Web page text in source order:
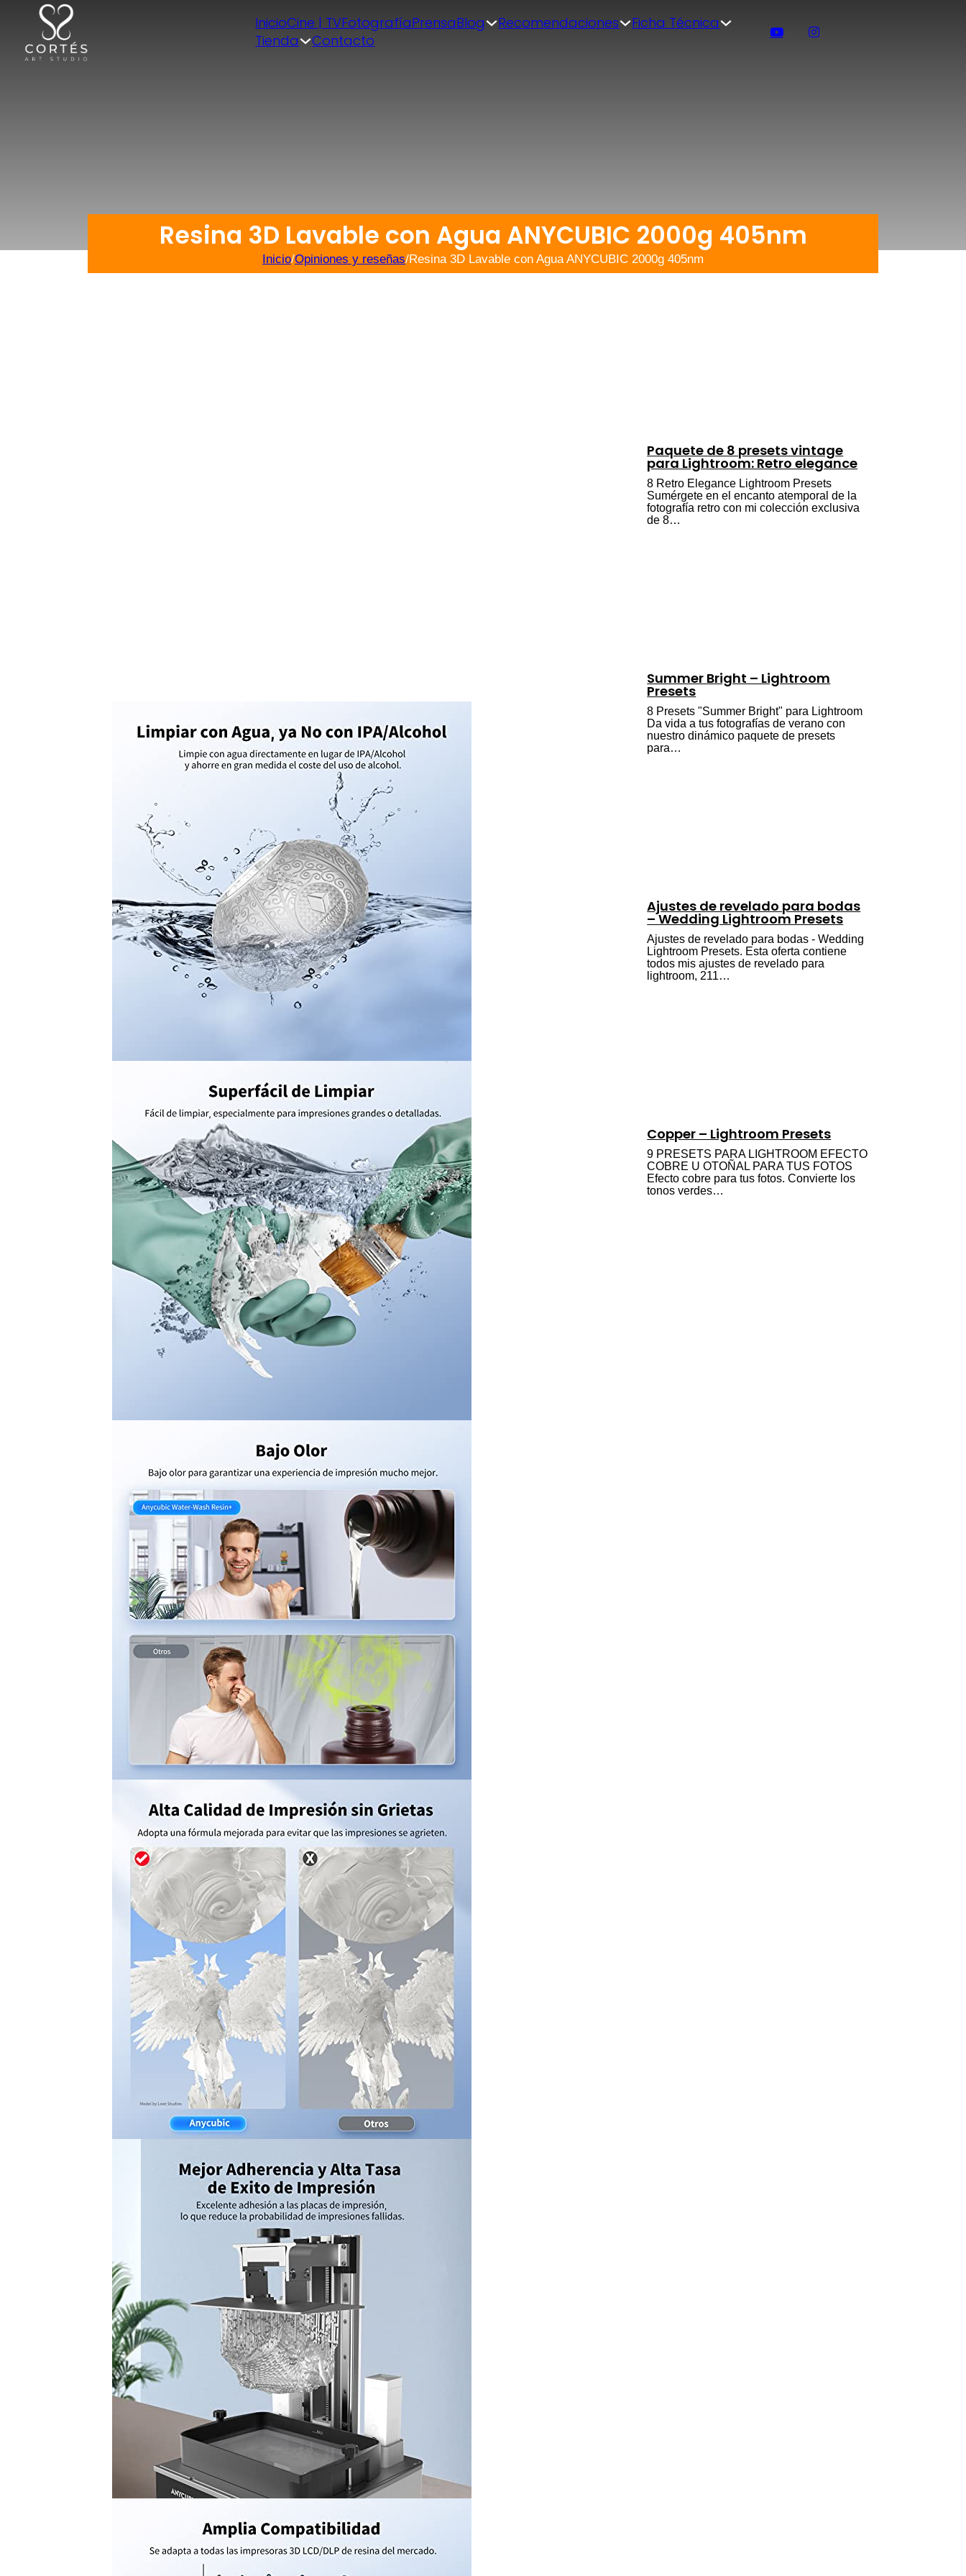
InicioCine | TVFotografíaPrensaBlog Recomendaciones
Ficha Técnica
Tienda
Contacto
Resina 3D Lavable con Agua ANYCUBIC 2000g 405nm
Inicio/Opiniones y reseñas/Resina 3D Lavable con Agua ANYCUBIC 2000g 405nm
Paquete de 8 presets vintage
para Lightroom: Retro elegance
8 Retro Elegance Lightroom Presets
Sumérgete en el encanto atemporal de la
fotografía retro con mi colección exclusiva
de 8…
Summer Bright – Lightroom
Presets
8 Presets "Summer Bright" para Lightroom
Da vida a tus fotografías de verano con
nuestro dinámico paquete de presets
para…
Ajustes de revelado para bodas
– Wedding Lightroom Presets
Ajustes de revelado para bodas - Wedding
Lightroom Presets. Esta oferta contiene
todos mis ajustes de revelado para
lightroom, 211…
Copper – Lightroom Presets
9 PRESETS PARA LIGHTROOM EFECTO
COBRE U OTOÑAL PARA TUS FOTOS
Efecto cobre para tus fotos. Convierte los
tonos verdes…